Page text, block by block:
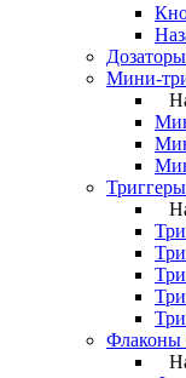
Мини-
Триггеры
Флаконы